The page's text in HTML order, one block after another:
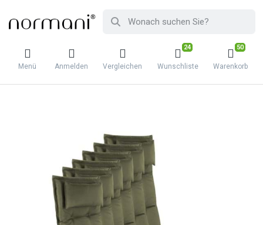
Menü Anmelden Vergleichen
24
Wunschliste
50
Warenkorb